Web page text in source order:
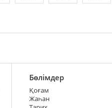
Бөлімдер
Қоғам
Жаһан